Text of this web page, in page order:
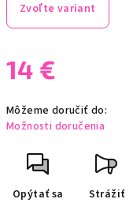
Zvoľte variant
14 €
cena:
Môžeme doručiť do:
Možnosti doručenia
Opýtať sa Strážiť